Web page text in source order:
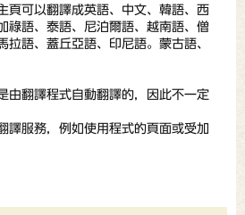
頁可以翻譯成英語、中文、韓語、西
祿語、泰語、尼泊爾語、越南語、僧
拉語、蓋丘亞語、印尼語。蒙古語、
由翻譯程式自動翻譯的，因此不一定
譯服務，例如使用程式的頁面或受加